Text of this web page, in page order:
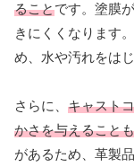
ることです。塗膜
きにくくなります
め、水や汚れをは
さらに、 キャスト
かさを与えること
があるため、革製